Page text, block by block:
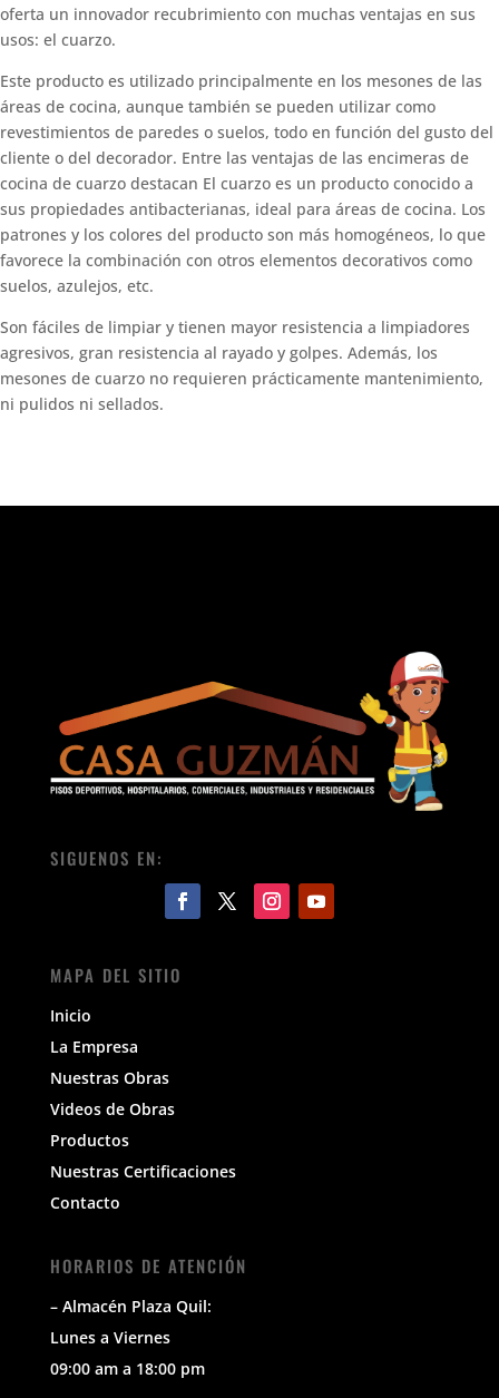
oferta un innovador recubrimiento con muchas ventajas en sus
usos: el cuarzo.
Este producto es utilizado principalmente en los mesones de las
áreas de cocina, aunque también se pueden utilizar como
revestimientos de paredes o suelos, todo en función del gusto del
cliente o del decorador. Entre las ventajas de las encimeras de
cocina de cuarzo destacan El cuarzo es un producto conocido a
sus propiedades antibacterianas, ideal para áreas de cocina. Los
patrones y los colores del producto son más homogéneos, lo que
favorece la combinación con otros elementos decorativos como
suelos, azulejos, etc.
Son fáciles de limpiar y tienen mayor resistencia a limpiadores
agresivos, gran resistencia al rayado y golpes. Además, los
mesones de cuarzo no requieren prácticamente mantenimiento,
ni pulidos ni sellados.
SIGUENOS EN:
MAPA DEL SITIO
Inicio
La Empresa
Nuestras Obras
Videos de Obras
Productos
Nuestras Certificaciones
Contacto
HORARIOS DE ATENCIÓN
– Almacén Plaza Quil:
Lunes a Viernes
09:00 am a 18:00 pm